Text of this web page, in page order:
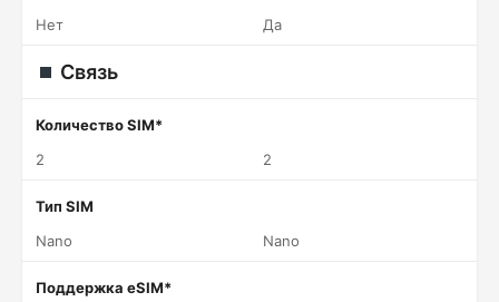
Нет
Да
Связь
Количество SIM*
2
2
Тип SIM
Nano
Nano
Поддержка eSIM*